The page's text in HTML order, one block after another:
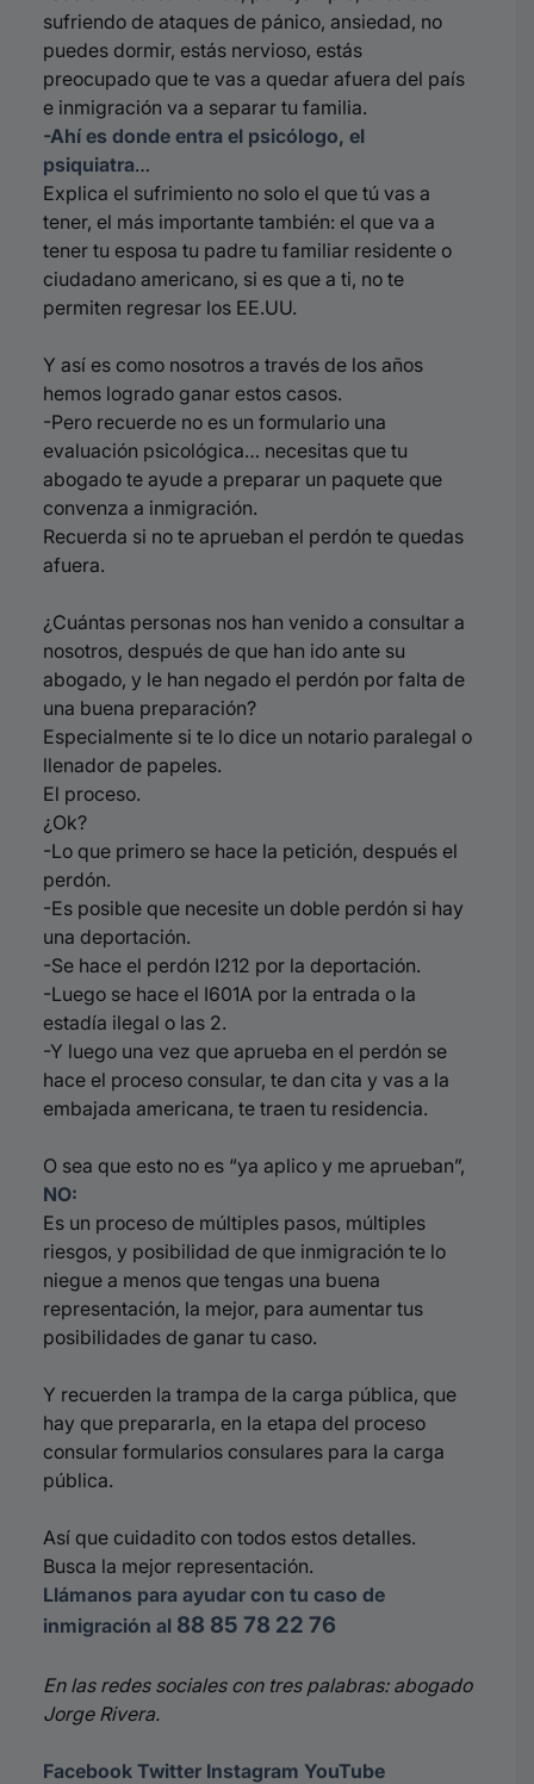
sufriendo de ataques de pánico, ansiedad, no
puedes dormir, estás nervioso, estás
preocupado que te vas a quedar afuera del país
e inmigración va a separar tu familia.
-Ahí es donde entra el psicólogo, el
psiquiatra…
Explica el sufrimiento no solo el que tú vas a
tener, el más importante también: el que va a
tener tu esposa tu padre tu familiar residente o
ciudadano americano, si es que a ti, no te
permiten regresar los EE.UU.
Y así es como nosotros a través de los años
hemos logrado ganar estos casos.
-Pero recuerde no es un formulario una
evaluación psicológica… necesitas que tu
abogado te ayude a preparar un paquete que
convenza a inmigración.
Recuerda si no te aprueban el perdón te quedas
afuera.
¿Cuántas personas nos han venido a consultar a
nosotros, después de que han ido ante su
abogado, y le han negado el perdón por falta de
una buena preparación?
Especialmente si te lo dice un notario paralegal o
llenador de papeles.
El proceso.
¿Ok?
-Lo que primero se hace la petición, después el
perdón.
-Es posible que necesite un doble perdón si hay
una deportación.
-Se hace el perdón I212 por la deportación.
-Luego se hace el I601A por la entrada o la
estadía ilegal o las 2.
-Y luego una vez que aprueba en el perdón se
hace el proceso consular, te dan cita y vas a la
embajada americana, te traen tu residencia.
O sea que esto no es “ya aplico y me aprueban”,
NO:
Es un proceso de múltiples pasos, múltiples
riesgos, y posibilidad de que inmigración te lo
niegue a menos que tengas una buena
representación, la mejor, para aumentar tus
posibilidades de ganar tu caso.
Y recuerden la trampa de la carga pública, que
hay que prepararla, en la etapa del proceso
consular formularios consulares para la carga
pública.
Así que cuidadito con todos estos detalles.
Busca la mejor representación.
Llámanos para ayudar con tu caso de
inmigración al 88 85 78 22 76
En las redes sociales con tres palabras: abogado
Jorge Rivera.
Facebook Twitter Instagram YouTube